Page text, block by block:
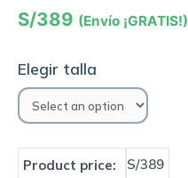
S/389 (Envío ¡GRATIS!)
Elegir talla
Product price: S/389